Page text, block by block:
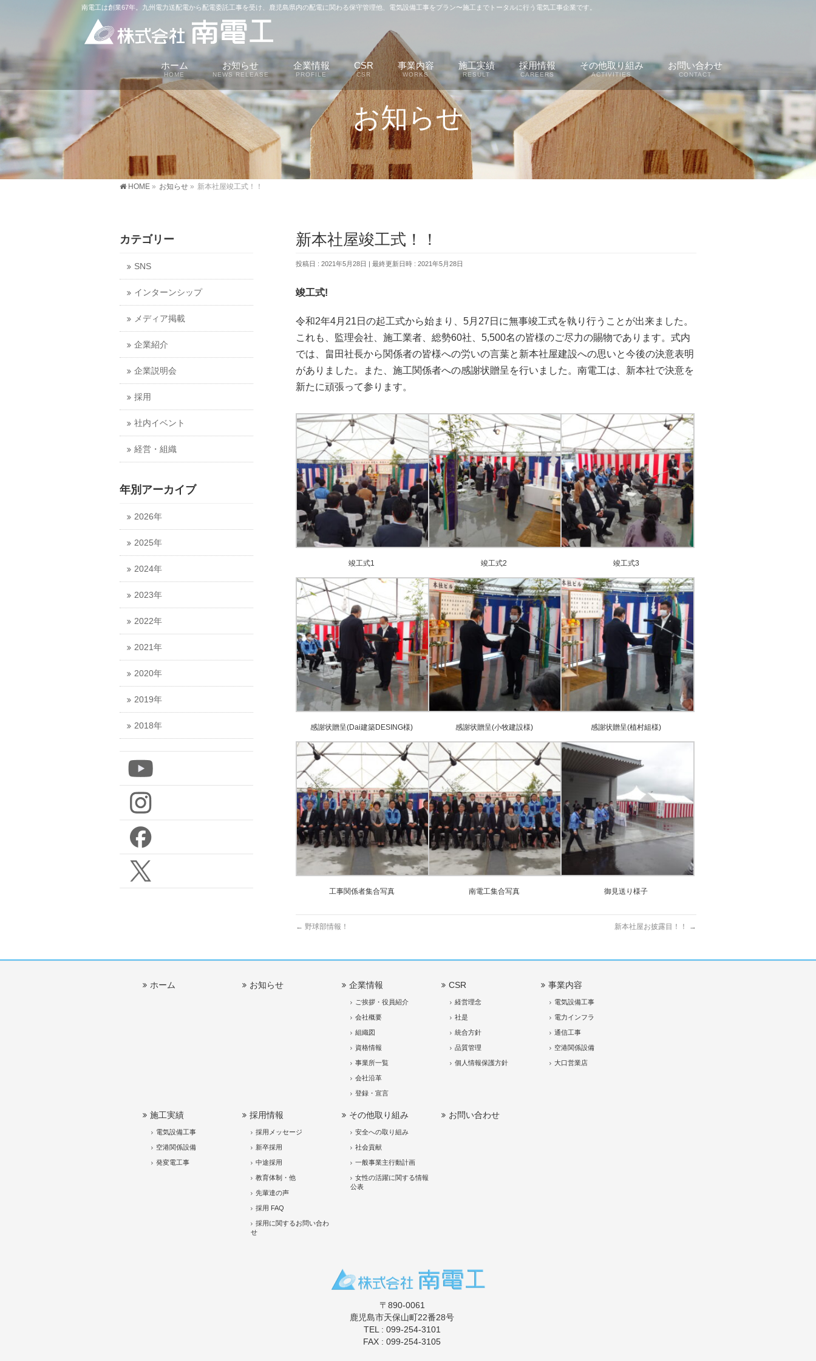
南電工は創業67年。九州電力送配電から配電委託工事を受け、鹿児島県内の配電に関わる保守管理他、電気設備工事をプラン〜施工までトータルに行う電気工事企業です。
ホーム
HOME
お知らせ
NEWS RELEASE
企業情報
PROFILE
CSR
CSR
事業内容
WORKS
施工実績
RESULT
採用情報
CAREERS
その他取り組み
ACTIVITIES
お問い合わせ
CONTACT
お知らせ
HOME » お知らせ » 新本社屋竣工式！！
新本社屋竣工式！！
投稿日 : 2021年5月28日 最終更新日時 : 2021年5月28日
竣工式!
令和2年4月21日の起工式から始まり、5月27日に無事竣工式を執り行うことが出来ました。
これも、監理会社、施工業者、総勢60社、5,500名の皆様のご尽力の賜物であります。式内
では、畠田社長から関係者の皆様への労いの言葉と新本社屋建設への思いと今後の決意表明
がありました。また、施工関係者への感謝状贈呈を行いました。南電工は、新本社で決意を
新たに頑張って参ります。
竣工式1 竣工式2 竣工式3
感謝状贈呈(Dai建築DESING様) 感謝状贈呈(小牧建設様) 感謝状贈呈(植村組様)
工事関係者集合写真 南電工集合写真 御見送り様子
← 野球部情報！ 新本社屋お披露目！！ →
カテゴリー
SNS
インターンシップ
メディア掲載
企業紹介
企業説明会
採用
社内イベント
経営・組織
年別アーカイブ
2026年
2025年
2024年
2023年
2022年
2021年
2020年
2019年
2018年
ホーム お知らせ 企業情報
ご挨拶・役員紹介
会社概要
組織図
資格情報
事業所一覧
会社沿革
登録・宣言
CSR
経営理念
社是
統合方針
品質管理
個人情報保護方針
事業内容
電気設備工事
電力インフラ
通信工事
空港関係設備
大口営業店
施工実績
電気設備工事
空港関係設備
発変電工事
採用情報
採用メッセージ
新卒採用
中途採用
教育体制・他
先輩達の声
採用 FAQ
採用に関するお問い合わ
せ
その他取り組み
安全への取り組み
社会貢献
一般事業主行動計画
女性の活躍に関する情報
公表
お問い合わせ
〒890-0061
鹿児島市天保山町22番28号
TEL : 099-254-3101
FAX : 099-254-3105